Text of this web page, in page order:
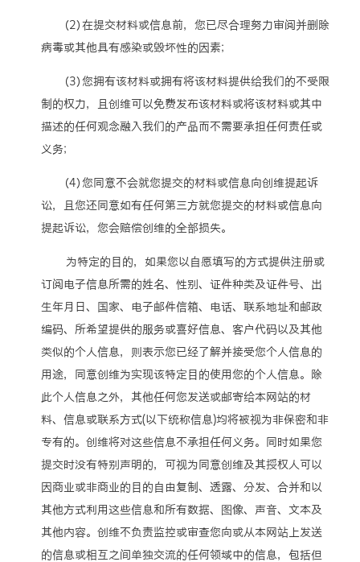
（2）在提交材料或信息前，您已尽合理努力审阅并删除
病毒或其他具有感染或毁坏性的因素；
（3）您拥有该材料或拥有将该材料提供给我们的不受限
制的权力，且创维可以免费发布该材料或将该材料或其中
描述的任何观念融入我们的产品而不需要承担任何责任或
义务；
（4）您同意不会就您提交的材料或信息向创维提起诉
讼，且您还同意如有任何第三方就您提交的材料或信息向
提起诉讼，您会赔偿创维的全部损失。
为特定的目的，如果您以自愿填写的方式提供注册或
订阅电子信息所需的姓名、性别、证件种类及证件号、出
生年月日、国家、电子邮件信箱、电话、联系地址和邮政
编码、所希望提供的服务或喜好信息、客户代码以及其他
类似的个人信息，则表示您已经了解并接受您个人信息的
用途，同意创维为实现该特定目的使用您的个人信息。除
此个人信息之外，其他任何您发送或邮寄给本网站的材
料、信息或联系方式(以下统称信息)均将被视为非保密和非
专有的。创维将对这些信息不承担任何义务。同时如果您
提交时没有特别声明的，可视为同意创维及其授权人可以
因商业或非商业的目的自由复制、透露、分发、合并和以
其他方式利用这些信息和所有数据、图像、声音、文本及
其他内容。创维不负责监控或审查您向或从本网站上发送
的信息或相互之间单独交流的任何领域中的信息，包括但